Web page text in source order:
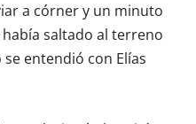
a córner y un minuto
había saltado al terreno
entendió con Elías